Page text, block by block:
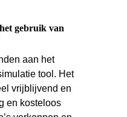
gebruik van
aan het
tool. Het
vrijblijvend en
en kosteloos